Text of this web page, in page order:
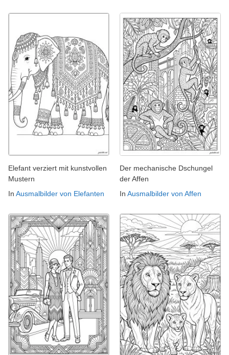
Elefant verziert mit kunstvollen
Mustern
In Ausmalbilder von Elefanten
Der mechanische Dschungel
der Affen
In Ausmalbilder von Affen